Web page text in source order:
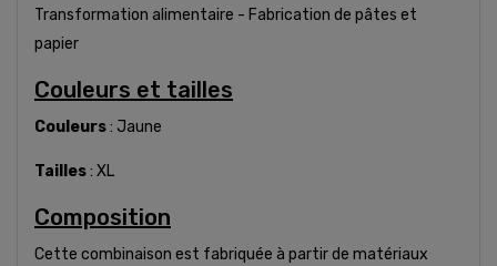
Transformation alimentaire - Fabrication de pâtes et
papier
Couleurs et tailles
Couleurs: Jaune
Tailles: XL
Composition
Cette combinaison est fabriquée à partir de matériaux